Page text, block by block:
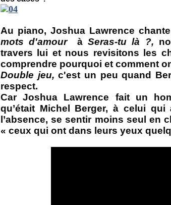
Au piano, Joshua Lawrence
mots d'amouràSeras-tu là ?,
travers lui et nous revisitons les
comprendre pourquoi et comment
Double jeu, c'est un peu quand
respect.
Car Joshua Lawrence fait un
qu’était Michel Berger, à celui
l’absence, se sentir moins seul en
« ceux qui ont dans leurs yeux